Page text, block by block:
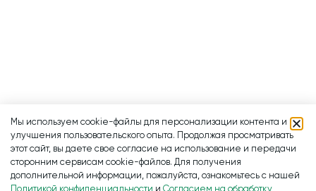
Мы используем cookie-файлы для персонализации контента и
улучшения пользовательского опыта. Продолжая просматривать
этот сайт, вы даете свое согласие на использование и передачи
сторонним сервисам cookie-файлов. Для получения
дополнительной информации, пожалуйста, ознакомьтесь с нашей
Политикой конфиденциальности и Согласием на обработку